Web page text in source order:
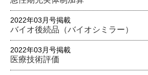
2022年03月号掲載
バイオ後続品（バイオシミラー）
2022年03月号掲載
医療技術評価